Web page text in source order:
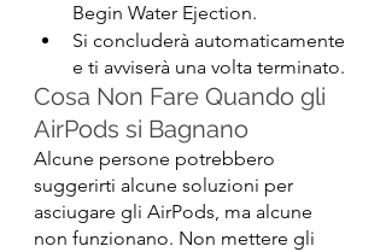
Begin Water Ejection.
Si concluderà automaticamente
e ti avviserà una volta terminato.
Cosa Non Fare Quando gli
AirPods si Bagnano
Alcune persone potrebbero
suggerirti alcune soluzioni per
asciugare gli AirPods, ma alcune
non funzionano. Non mettere gli